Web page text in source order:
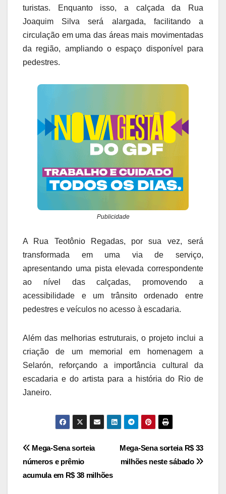
turistas. Enquanto isso, a calçada da Rua
Joaquim Silva será alargada, facilitando a
circulação em uma das áreas mais movimentadas
da região, ampliando o espaço disponível para
pedestres.
Publicidade
A Rua Teotônio Regadas, por sua vez, será
transformada em uma via de serviço,
apresentando uma pista elevada correspondente
ao nível das calçadas, promovendo a
acessibilidade e um trânsito ordenado entre
pedestres e veículos no acesso à escadaria.
Além das melhorias estruturais, o projeto inclui a
criação de um memorial em homenagem a
Selarón, reforçando a importância cultural da
escadaria e do artista para a história do Rio de
Janeiro.
Navegação
de
Mega-Sena sorteia R$ 33
milhões neste sábado
Mega-Sena sorteia
números e prêmio
acumula em R$ 38 milhões